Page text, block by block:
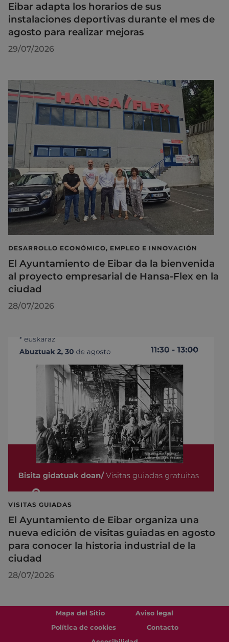
Eibar adapta los horarios de sus
instalaciones deportivas durante el mes de
agosto para realizar mejoras
29/07/2026
DESARROLLO ECONÓMICO, EMPLEO E INNOVACIÓN
El Ayuntamiento de Eibar da la bienvenida
al proyecto empresarial de Hansa-Flex en la
ciudad
28/07/2026
VISITAS GUIADAS
El Ayuntamiento de Eibar organiza una
nueva edición de visitas guiadas en agosto
para conocer la historia industrial de la
ciudad
28/07/2026
Mapa del Sitio
Aviso legal
Política de cookies
Contacto